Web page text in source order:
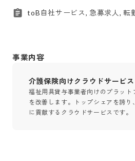
toB自社サービス, 急募求人, 転
事業内容
介護保険向けクラウドサービ
福祉用具貸与事業者向けのプラット
を改善します。トップシェアを誇り
に貢献するクラウドサービスです。